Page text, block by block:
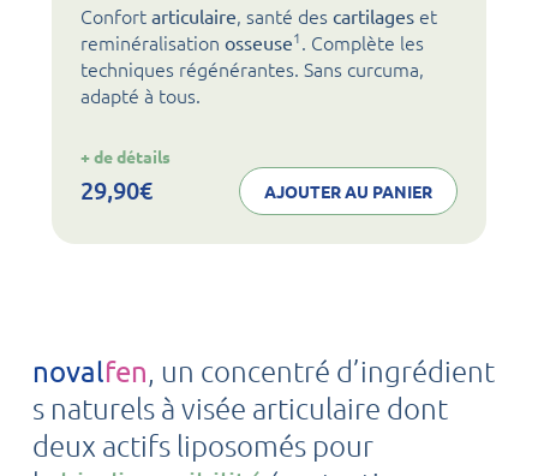
Confortarticulaire, santé descartilages et
reminéralisationosseuse1. Complète les
techniques régénérantes. Sans curcuma,
adapté à tous.
+ de détails
osteo
29,90€ AJOUTER AU PANIER
novalfen un concentré d’ingrédient
s naturels à visée articulaire dont
deux actifs liposomés pour